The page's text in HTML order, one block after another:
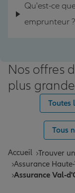
Qu'est-ce
emprunteur ?
Nos offres
plus
Toutes
Tous
Accueil Trouver
Assurance
Assurance Val-